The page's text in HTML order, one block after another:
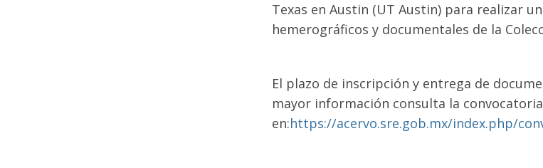
Texas en Austin (UT Austin) para realizar
hemerográficos y documentales de la
El plazo de inscripción y entrega de
mayor información consulta la
en:https://acervo.sre.gob.mx/index.php/